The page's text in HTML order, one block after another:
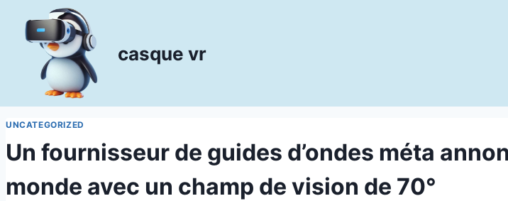
contenu
casque vr
UNCATEGORIZED
Un fournisseur de guides d’ondes méta
monde avec un champ de vision de 70°